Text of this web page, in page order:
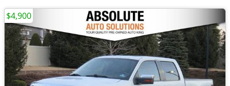
$4,900